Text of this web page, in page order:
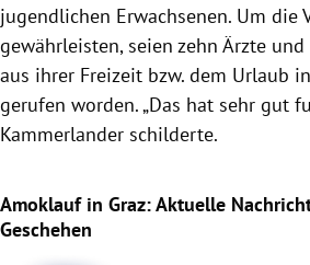
jugendlichen Erwachsenen. Um die
gewährleisten, seien zehn Ärzte
aus ihrer Freizeit bzw. dem Urlaub
gerufen worden. „Das hat sehr gut
Kammerlander schilderte.
Amoklauf in Graz: Aktuelle
Geschehen